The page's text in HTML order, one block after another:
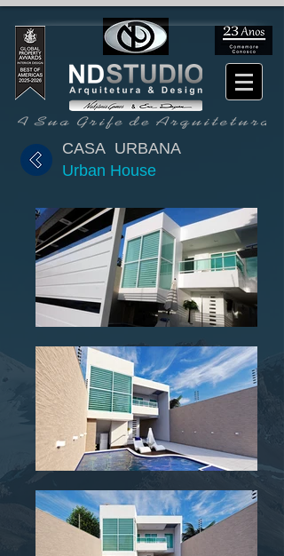
CASA URBANA
Urban House